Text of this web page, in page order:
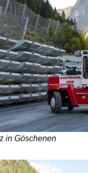
in Göschenen